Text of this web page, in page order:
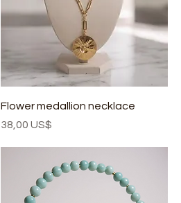
Flower medallion necklace
Precio
38,00 US$